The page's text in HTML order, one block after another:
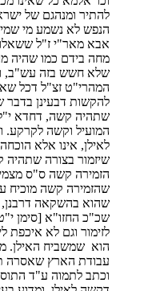
להתיר ומנהגם של
הנפש לא נשמע מי
אבא מאר"י ז"ל
מחה בידם כמו שהיה
שלא חשש בזה עש"ב,
המהרי"ט זצ"ל דכל
להקשות דבעינן
שתהיה קשה, דחדא
המועיל וקשה לקרקע.
לאילן, אינו אלא
שיזמור בצורה שתהיה
הזמירה קשה ס"ס
שהזמירה קשה מוכיח
שהוא בהשקאה דרבנן,
שכ"כ החזו"א [סימן
לזימור וגם לא
הוא שמשביח האילן.
עבודת הארץ שאסרה
וכתב לתמוה ע"ד